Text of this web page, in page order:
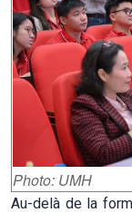
Photo: UMH
Au-delà de la